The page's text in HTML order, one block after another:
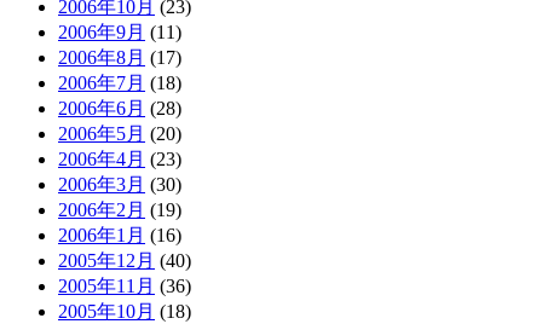
2006年10月 (23)
2006年9月 (11)
2006年8月 (17)
2006年7月 (18)
2006年6月 (28)
2006年5月 (20)
2006年4月 (23)
2006年3月 (30)
2006年2月 (19)
2006年1月 (16)
2005年12月 (40)
2005年11月 (36)
2005年10月 (18)